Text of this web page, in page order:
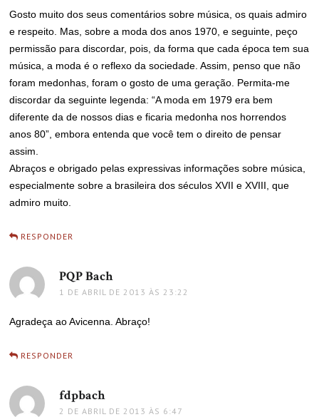
Gosto muito dos seus comentários sobre música, os quais admiro
e respeito. Mas, sobre a moda dos anos 1970, e seguinte, peço
permissão para discordar, pois, da forma que cada época tem sua
música, a moda é o reflexo da sociedade. Assim, penso que não
foram medonhas, foram o gosto de uma geração. Permita-me
discordar da seguinte legenda: “A moda em 1979 era bem
diferente da de nossos dias e ficaria medonha nos horrendos
anos 80”, embora entenda que você tem o direito de pensar
assim.
Abraços e obrigado pelas expressivas informações sobre música,
especialmente sobre a brasileira dos séculos XVII e XVIII, que
admiro muito.
RESPONDER
PQP Bachdisse:
1 DE ABRIL DE 2013 ÀS 23:22
Agradeça ao Avicenna. Abraço!
RESPONDER
fdpbachdisse:
2 DE ABRIL DE 2013 ÀS 6:47